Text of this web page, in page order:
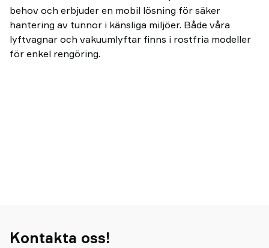
behov och erbjuder en mobil lösning för säker
hantering av tunnor i känsliga miljöer. Både våra
lyftvagnar och vakuumlyftar finns i rostfria modeller
för enkel rengöring.
Kontakta oss!